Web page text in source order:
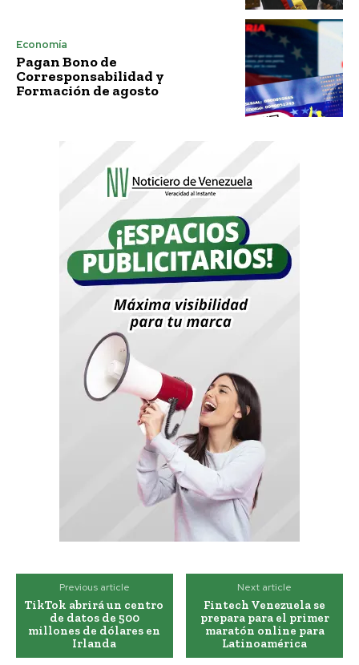
Economía
Pagan Bono de
Corresponsabilidad y
Formación de agosto
Previous article
TikTok abrirá un centro
de datos de 500
millones de dólares en
Irlanda
Next article
Fintech Venezuela se
prepara para el primer
maratón online para
Latinoamérica